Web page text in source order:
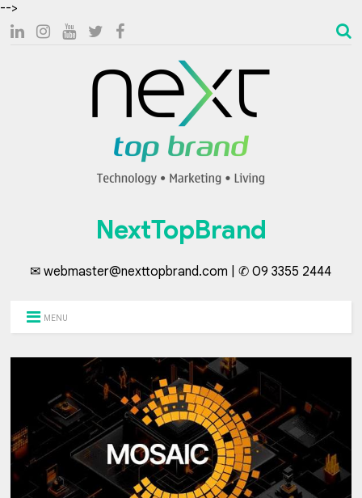
-->
NextTopBrand
✉ webmaster@nexttopbrand.com | ✆ 09 3355 2444
MENU